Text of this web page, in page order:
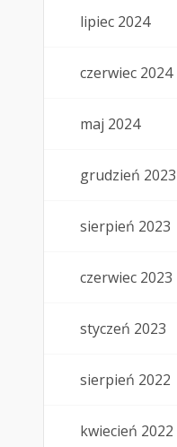
lipiec 2024
czerwiec 2024
maj 2024
grudzień 2023
sierpień 2023
czerwiec 2023
styczeń 2023
sierpień 2022
kwiecień 2022